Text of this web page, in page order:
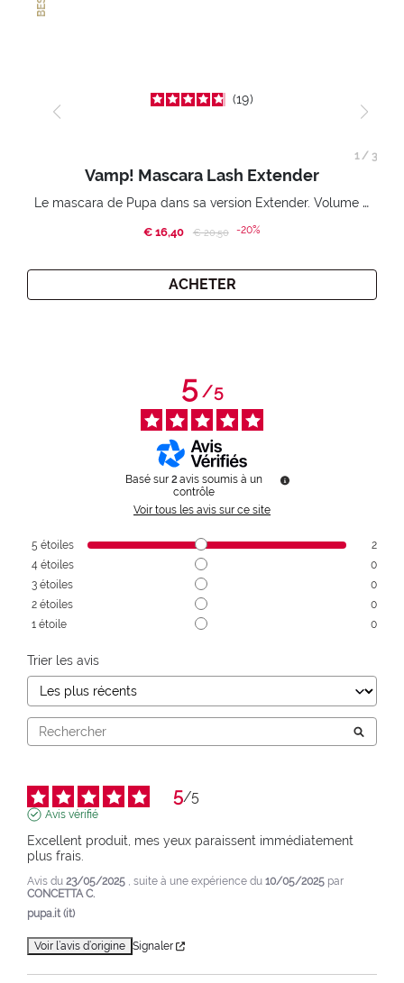
19
Vamp! Mascara Lash Extender
Le mascara de Pupa dans sa version Extender. Volume extension 3D. Des cils amplifiés et liftés à l’infini.
€ 16,40 Price reduced from
€ 20,50to-20%
ACHETER
1/ 3
5/5
Basé sur 2 avis soumis à un
contrôle
Voir tous les avis sur ce site
5 étoiles
2
4 étoiles
0
3 étoiles
0
2 étoiles
0
1 étoile 0
Trier les avis
5/5
Avis vérifié
Excellent produit, mes yeux paraissent immédiatement
plus frais.
Avis du 23/05/2025 , suite à une expérience du 10/05/2025 par
CONCETTA C.
pupa.it (it)
Voir l’avis d’origine Signaler